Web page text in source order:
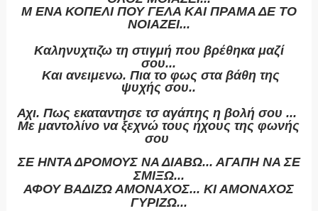
Μ ΕΝΑ ΚΟΠΕΛΙ ΠΟΥ ΓΕΛΑ ΚΑΙ ΠΡΑΜΑ ΔΕ ΤΟ
ΝΟΙΑΖΕΙ...
Καληνυχτιζω τη στιγμή που βρέθηκα μαζί
σου...
Και ανειμενω. Πια το φως στα βάθη της
ψυχής σου..
Αχι. Πως εκαταντησε τσ αγάπης η βολή σου ...
Με μαντολίνο να ξεχνώ τους ήχους της φωνής
σου
ΣΕ ΗΝΤΑ ΔΡΟΜΟΥΣ ΝΑ ΔΙΑΒΩ... ΑΓΑΠΗ ΝΑ ΣΕ
ΣΜΙΞΩ...
ΑΦΟΥ ΒΑΔΙΖΩ ΑΜΟΝΑΧΟΣ... ΚΙ ΑΜΟΝΑΧΟΣ
ΓΥΡΙΖΩ...